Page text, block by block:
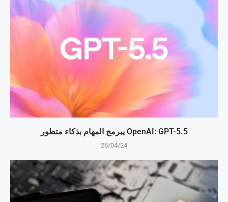
OpenAI: GPT-5.5 يبرمج المهام بذكاء متطور
26/04/24